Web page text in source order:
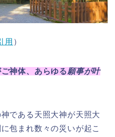
用 ）
神体、あらゆる願事が叶
である天照大神が天照大
包まれ数々の災いが起こ